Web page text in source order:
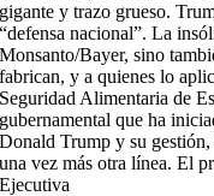
gigante y trazo grueso.
“defensa nacional”. La
Monsanto/Bayer, sino
fabrican, y a quienes lo
Seguridad Alimentaria de
gubernamental que ha
Donald Trump y su
una vez más otra línea. El
Ejecutiva